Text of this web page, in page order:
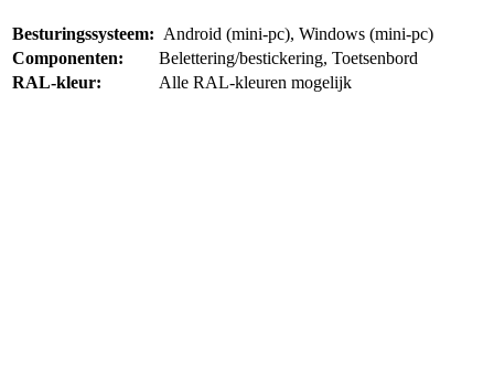
Besturingssysteem: Android (mini-pc), Windows (mini-pc)
Componenten:
Belettering/bestickering, Toetsenbord
RAL-kleur:
Alle RAL-kleuren mogelijk